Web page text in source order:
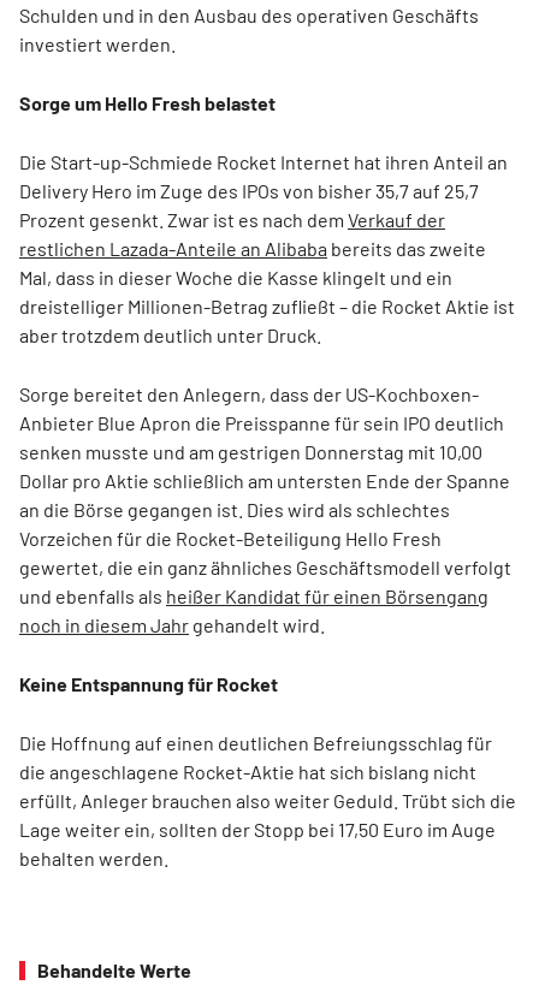
Schulden und in den Ausbau des operativen Geschäfts
investiert werden.
Sorge um Hello Fresh belastet
Die Start-up-Schmiede Rocket Internet hat ihren Anteil an
Delivery Hero im Zuge des IPOs von bisher 35,7 auf 25,7
Prozent gesenkt. Zwar ist es nach dem Verkauf der
restlichen Lazada-Anteile an Alibaba bereits das zweite
Mal, dass in dieser Woche die Kasse klingelt und ein
dreistelliger Millionen-Betrag zufließt – die Rocket Aktie ist
aber trotzdem deutlich unter Druck.
Sorge bereitet den Anlegern, dass der US-Kochboxen-
Anbieter Blue Apron die Preisspanne für sein IPO deutlich
senken musste und am gestrigen Donnerstag mit 10,00
Dollar pro Aktie schließlich am untersten Ende der Spanne
an die Börse gegangen ist. Dies wird als schlechtes
Vorzeichen für die Rocket-Beteiligung Hello Fresh
gewertet, die ein ganz ähnliches Geschäftsmodell verfolgt
und ebenfalls als heißer Kandidat für einen Börsengang
noch in diesem Jahr gehandelt wird.
Keine Entspannung für Rocket
Die Hoffnung auf einen deutlichen Befreiungsschlag für
die angeschlagene Rocket-Aktie hat sich bislang nicht
erfüllt, Anleger brauchen also weiter Geduld. Trübt sich die
Lage weiter ein, sollten der Stopp bei 17,50 Euro im Auge
behalten werden.
Behandelte Werte